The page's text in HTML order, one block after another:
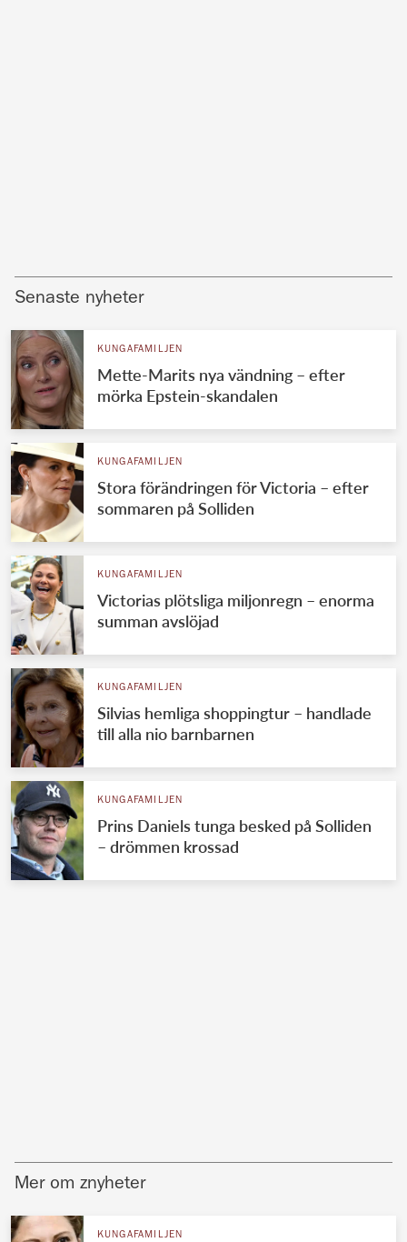
Senaste nyheter
KUNGAFAMILJEN
Mette-Marits nya vändning – efter
mörka Epstein-skandalen
KUNGAFAMILJEN
Stora förändringen för Victoria – efter
sommaren på Solliden
KUNGAFAMILJEN
Victorias plötsliga miljonregn – enorma
summan avslöjad
KUNGAFAMILJEN
Silvias hemliga shoppingtur – handlade
till alla nio barnbarnen
KUNGAFAMILJEN
Prins Daniels tunga besked på Solliden
– drömmen krossad
Mer om znyheter
KUNGAFAMILJEN